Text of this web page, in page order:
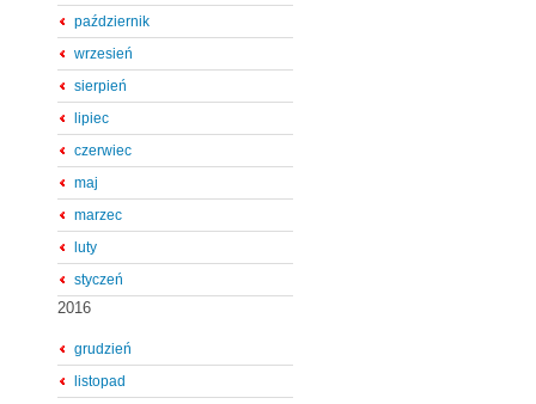
październik
wrzesień
sierpień
lipiec
czerwiec
maj
marzec
luty
styczeń
2016
grudzień
listopad